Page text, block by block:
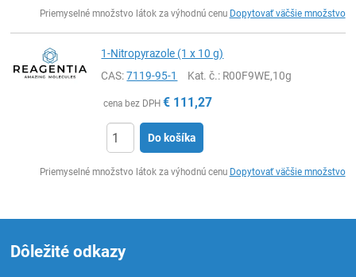
Priemyselné množstvo látok za výhodnú cenu Dopytovať väčšie množstvo
1-Nitropyrazole (1 x 10 g)
CAS:7119-95-1 Kat. č.: R00F9WE,10g
cena bez DPH € 111,27
Do košíka
Priemyselné množstvo látok za výhodnú cenu Dopytovať väčšie množstvo
Dôležité odkazy